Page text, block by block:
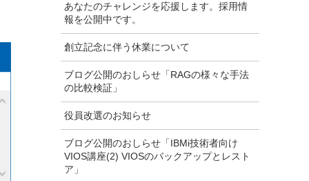
あなたのチャレンジを応援します。採用情
報を公開中です。
創立記念に伴う休業について
ブログ公開のおしらせ「RAGの様々な手法
の比較検証」
役員改選のお知らせ
ブログ公開のおしらせ「IBMi技術者向け
VIOS講座(2) VIOSのバックアップとレスト
ア」